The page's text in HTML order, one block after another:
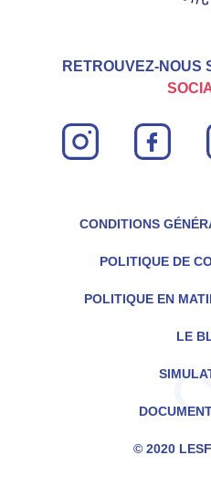
RETROUVEZ-NOUS
instagram facebook
CONDITIONS
POLITIQUE DE
POLITIQUE EN
LE
© 2020